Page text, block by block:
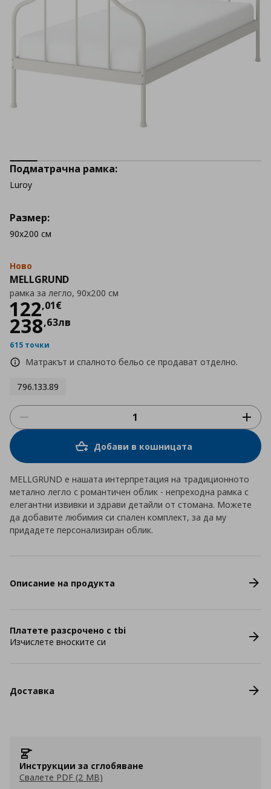
Ново
MELLGRUND
рамка за легло, 90x200 см
122,01€
Цена
238,63лв
615 точки
Матракът и спалното бельо се продават отделно.
796.133.89
Подматрачна рамка:
Luroy
Размер:
90x200 см
Добави в кошницата
MELLGRUND е нашата интерпретация на традиционното
метално легло с романтичен облик - непреходна рамка с
елегантни извивки и здрави детайли от стомана. Можете
да добавите любимия си спален комплект, за да му
придадете персонализиран облик.
Описание на продукта
Платете разсрочено с tbi
Изчислете вноските си
Доставка
Инструкции за сглобяване
Свалете PDF (2 MB)